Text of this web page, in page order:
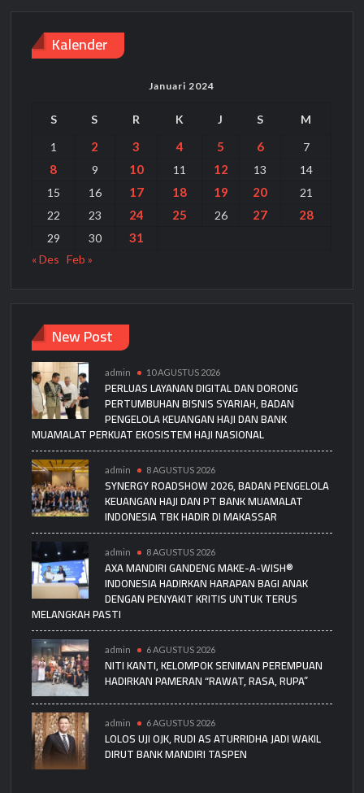
Kalender
Januari 2024
S S R K J S
M
1
2 3 4 5 6 7
8 9 10 11 12 13
14
15
16 17 18 19 20
21
22
23 24 25 26 27 28
29 30 31
« Des Feb »
New Post
admin 10 AGUSTUS 2026
PERLUAS LAYANAN DIGITAL DAN DORONG
PERTUMBUHAN BISNIS SYARIAH, BADAN
PENGELOLA KEUANGAN HAJI DAN BANK
MUAMALAT PERKUAT EKOSISTEM HAJI NASIONAL
admin 8 AGUSTUS 2026
SYNERGY ROADSHOW 2026, BADAN PENGELOLA
KEUANGAN HAJI DAN PT BANK MUAMALAT
INDONESIA TBK HADIR DI MAKASSAR
admin 8 AGUSTUS 2026
AXA MANDIRI GANDENG MAKE-A-WISH®
INDONESIA HADIRKAN HARAPAN BAGI ANAK
DENGAN PENYAKIT KRITIS UNTUK TERUS
MELANGKAH PASTI
admin 6 AGUSTUS 2026
NITI KANTI, KELOMPOK SENIMAN PEREMPUAN
HADIRKAN PAMERAN “RAWAT, RASA, RUPA”
admin 6 AGUSTUS 2026
LOLOS UJI OJK, RUDI AS ATURRIDHA JADI WAKIL
DIRUT BANK MANDIRI TASPEN